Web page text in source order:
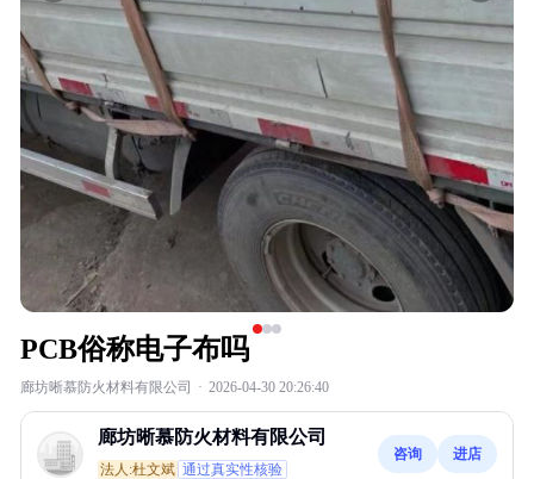
PCB俗称电子布吗
廊坊晰慕防火材料有限公司 · 2026-04-30 20:26:40
廊坊晰慕防火材料有限公司
法人:杜文斌 通过真实性核验
咨询 进店